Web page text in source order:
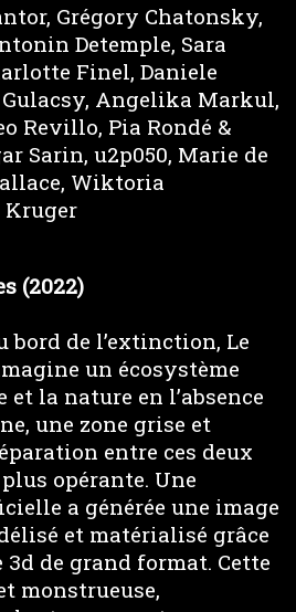
Grégory Chatonsky,
Detemple, Sara
Finel, Daniele
Angelika Markul,
Revillo, Pia Rondé &
Sarin, u2p050, Marie de
Wiktoria
Kruger
(2022)
bord de l’extinction, Le
un écosystème
la nature en l’absence
une zone grise et
entre ces deux
opérante. Une
a générée une image
et matérialisé grâce
de grand format. Cette
monstrueuse,